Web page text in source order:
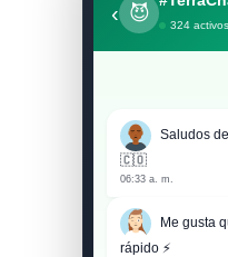
‹ 😈
324
Saludos
🇨🇴
06:33 a. m.
Me gusta
rápido ⚡